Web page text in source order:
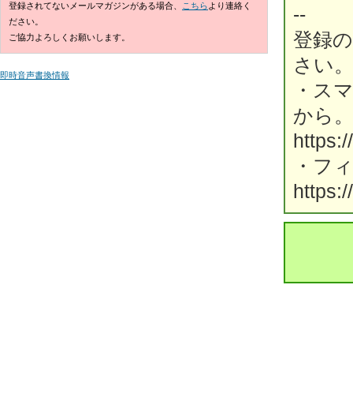
--
登録
さい。
・ス
から。
・フ
登録されてないメールマガジンがある場合、
こちら より連絡く
ださい。
ご協力よろしくお願いします。
即時音声書換情報